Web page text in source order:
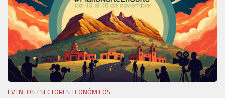
EVENTOS / SECTORES ECONÓMICOS